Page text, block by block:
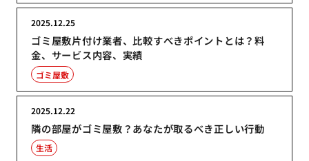
ゴミ屋敷片付け業者、比較すべきポイントとは？料
金、サービス内容、実績
2025.12.25
ゴミ屋敷
隣の部屋がゴミ屋敷？あなたが取るべき正しい行動
2025.12.22
生活